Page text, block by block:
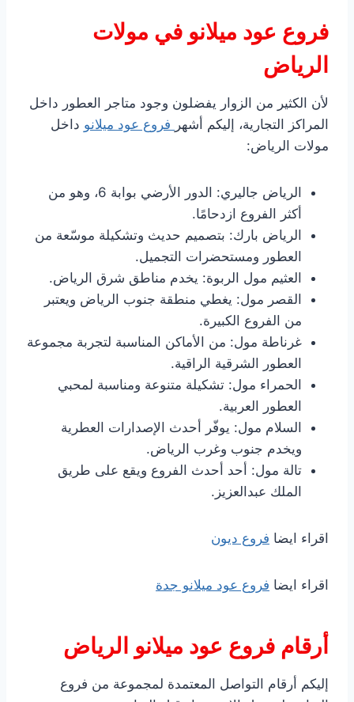
فروع عود ميلانو في مولات
الرياض
لأن الكثير من الزوار يفضلون وجود متاجر العطور داخل
المراكز التجارية، إليكم أشهر فروع عود ميلانو داخل
مولات الرياض:
الرياض جاليري: الدور الأرضي بوابة 6، وهو من
أكثر الفروع ازدحامًا.
الرياض بارك: بتصميم حديث وتشكيلة موسّعة من
العطور ومستحضرات التجميل.
العثيم مول الربوة: يخدم مناطق شرق الرياض.
القصر مول: يغطي منطقة جنوب الرياض ويعتبر
من الفروع الكبيرة.
غرناطة مول: من الأماكن المناسبة لتجربة مجموعة
العطور الشرقية الراقية.
الحمراء مول: تشكيلة متنوعة ومناسبة لمحبي
العطور العربية.
السلام مول: يوفّر أحدث الإصدارات العطرية
ويخدم جنوب وغرب الرياض.
تالة مول: أحد أحدث الفروع ويقع على طريق
الملك عبدالعزيز.
اقراء ايضا فروع ديون
اقراء ايضا فروع عود ميلانو جدة
أرقام فروع عود ميلانو الرياض
إليكم أرقام التواصل المعتمدة لمجموعة من فروع